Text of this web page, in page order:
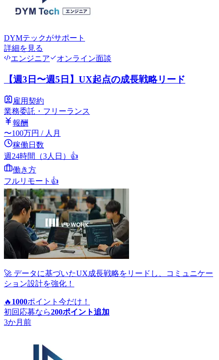
DYMテックがサポート
詳細を見る
エンジニア
オンライン面談
【週3日〜週5日】UX起点の成長戦略リード
雇用契約
業務委託・フリーランス
報酬
〜100万円 / 人月
稼働日数
週24時間（3人日） 👍
働き方
フルリモート 👍
🚀 データに基づいたUX成長戦略をリードし、コミュニケー
ション設計を強化！
🔥 1000ポイント 今だけ！
初回応募なら200ポイント追加
3か月前